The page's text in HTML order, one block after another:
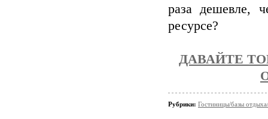
раза дешевле,
ресурсе?
ДАВАЙТЕ
Рубрики: Гостиницы/базы